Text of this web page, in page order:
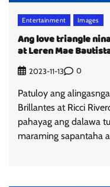
Entertainment Images
Ang love triangle
at Leren Mae
2023-11-13 0
Patuloy ang
Brillantes at Ricci
pahayag ang dalawa
maraming sapantaha